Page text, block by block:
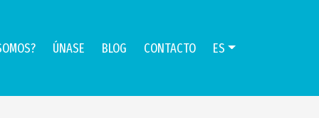
ÚNASE BLOG CONTACTO ES